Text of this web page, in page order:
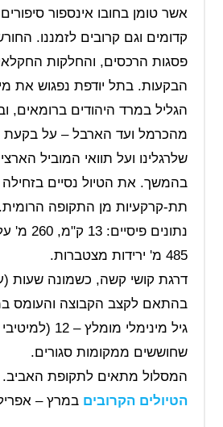
אשר טומן בחובו אינספור סיפורים
קדומים וגם קרובים לזמננו.
פסגות הרכסים, והחלקות
הבקעות. בתל יודפת נפגוש את
הגליל במרד היהודים ברומאים,
מהכרמל ועד הארבל – על בקעת
שלרגלינו ועל תוואי המוביל
בהמשך. את הטיול נסיים
תת-קרקעיות מן התקופה הרומית.
נתונים
485 מ' ירידות מצטברות.
דרגת קושי קשה, כשמונה שעות
בהתאם לקצב הקבוצה והעומס
גיל מינימלי
שחוששים ממקומות סגורים.
המסלול מתאים לתקופת
הטיולים הקרובים במרץ –